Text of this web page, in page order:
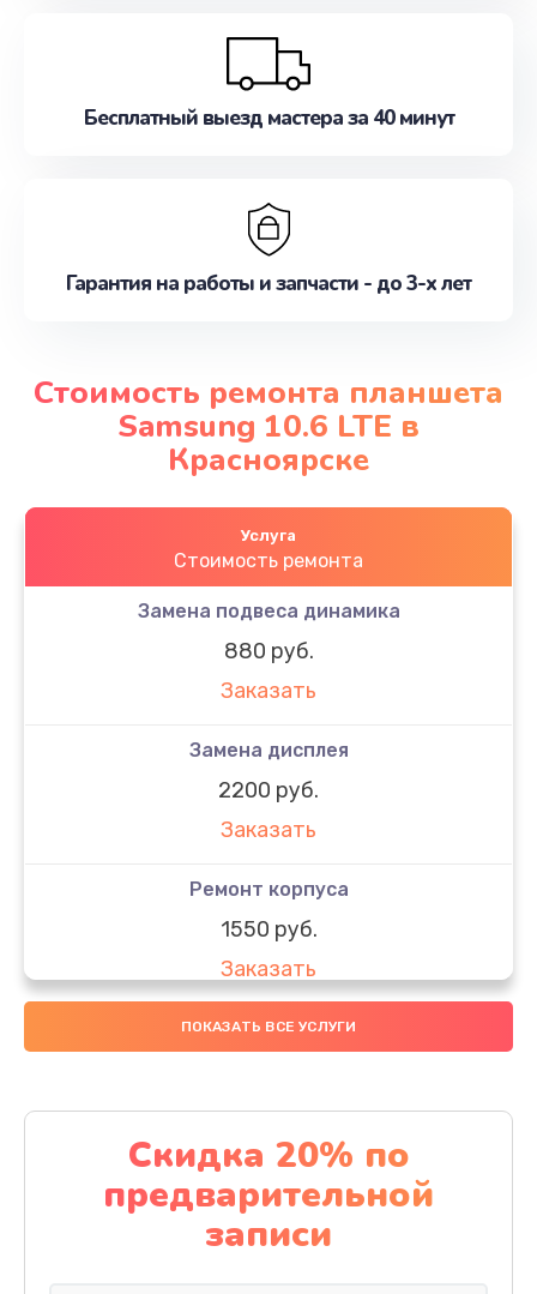
Бесплатный выезд мастера за 40 минут
Гарантия на работы и запчасти - до 3-х лет
Стоимость ремонта планшета
Samsung 10.6 LTE в
Красноярске
Услуга
Стоимость ремонта
Замена подвеса динамика
880 руб.
Заказать
Замена дисплея
2200 руб.
Заказать
Ремонт корпуса
1550 руб.
Заказать
Настройка
Заказать
Ремонт кнопки
1200 руб.
Заказать
ПОКАЗАТЬ ВСЕ УСЛУГИ
Скидка 20% по
предварительной
записи